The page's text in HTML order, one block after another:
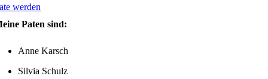
werden
Paten sind:
Anne Karsch
Silvia Schulz